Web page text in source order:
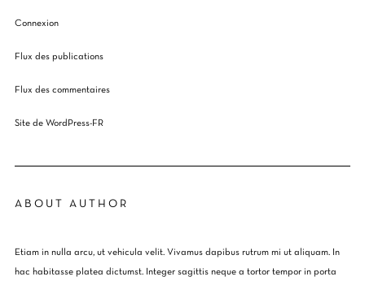
Connexion
Flux des publications
Flux des commentaires
Site de WordPress-FR
ABOUT AUTHOR
Etiam in nulla arcu, ut vehicula velit. Vivamus dapibus rutrum mi ut aliquam. In
hac habitasse platea dictumst. Integer sagittis neque a tortor tempor in porta